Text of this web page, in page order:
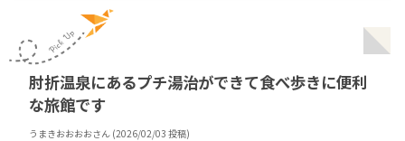
肘折温泉にあるプチ湯治ができて食べ歩きに便利
な旅館です
うまきおおおおさん (2026/02/03 投稿)